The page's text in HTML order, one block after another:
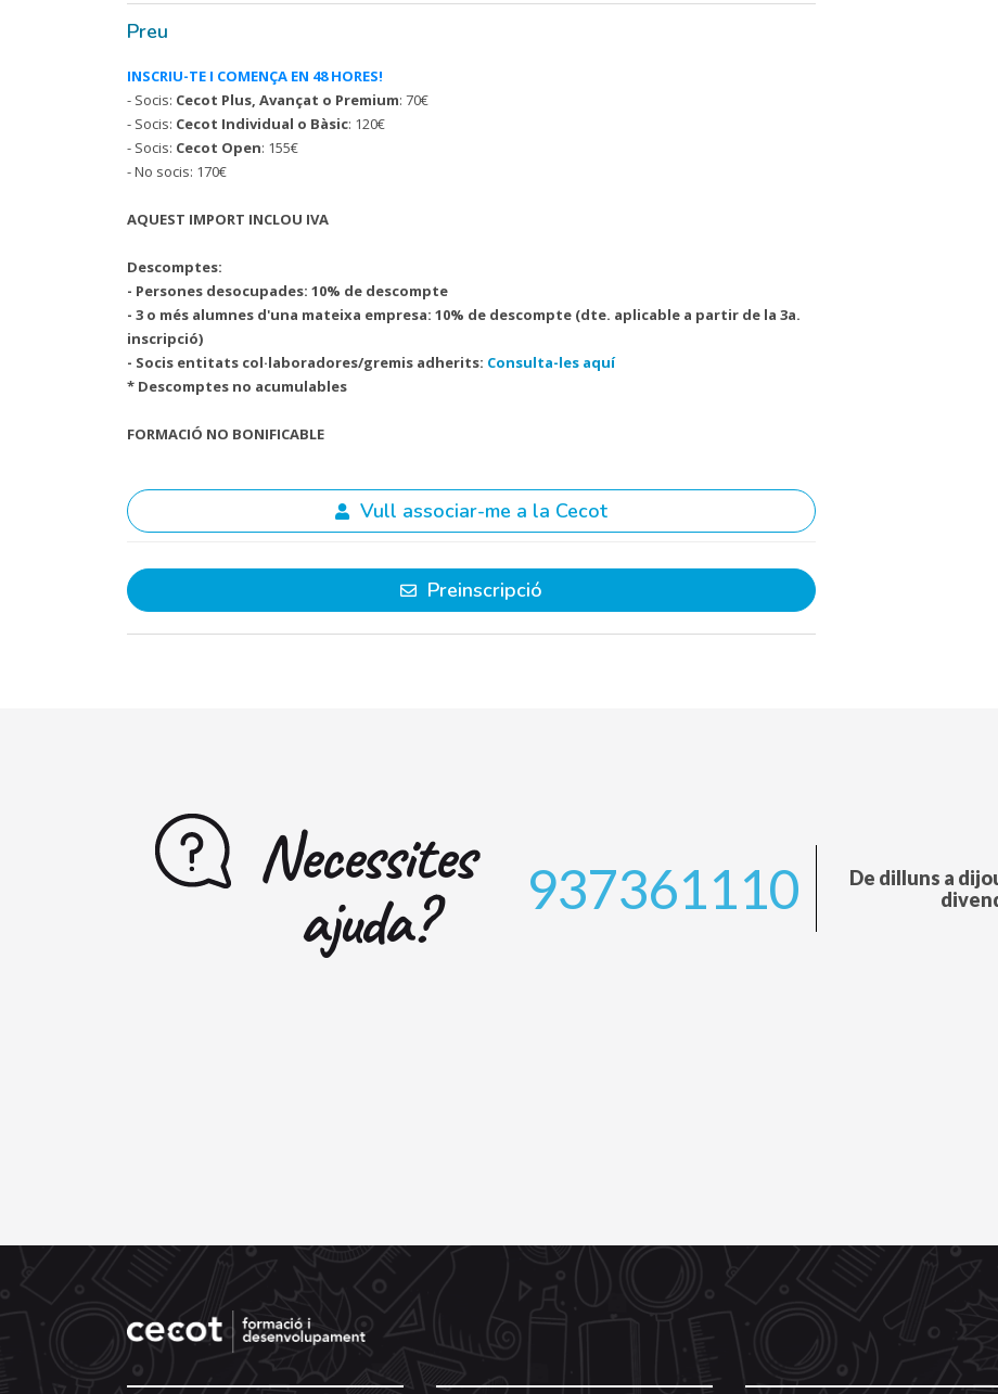
Preu
INSCRIU-TE I COMENÇA EN 48 HORES!
- Socis: Cecot Plus, Avançat o Premium: 70€
- Socis: Cecot Individual o Bàsic: 120€
- Socis: Cecot Open: 155€
- No socis: 170€
AQUEST IMPORT INCLOU IVA
Descomptes:
- Persones desocupades: 10% de descompte
- 3 o més alumnes d'una mateixa empresa: 10% de descompte (dte. aplicable a partir de la 3a.
inscripció)
- Socis entitats col·laboradores/gremis adherits: Consulta-les aquí
* Descomptes no acumulables
FORMACIÓ NO BONIFICABLE
Vull associar-me a la Cecot
Preinscripció
Necessites
ajuda? 937361110
De dilluns a